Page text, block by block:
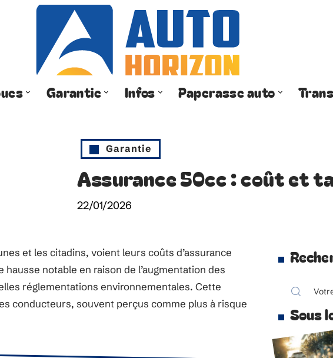
Garantie Infos Paperasse auto
Garantie
Assurance 50cc : coût et
22/01/2026
et les citadins, voient leurs coûts d’assurance
notable en raison de l’augmentation des
réglementations environnementales. Cette
conducteurs, souvent perçus comme plus à risque
Sous